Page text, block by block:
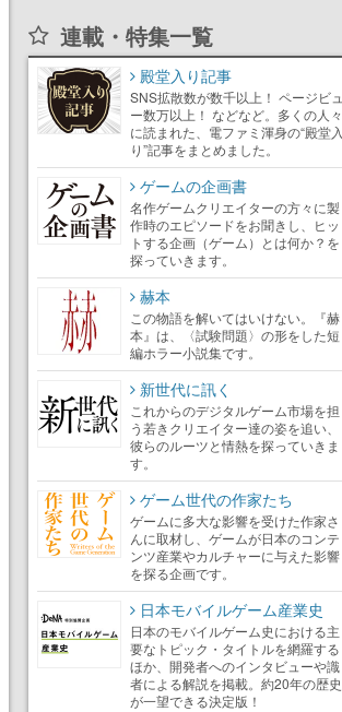
連載・特集一覧
殿堂入り記事
SNS拡散数が数千以上！ ページビュ
ー数万以上！ などなど。多くの人々
に読まれた、電ファミ渾身の“殿堂入
り”記事をまとめました。
ゲームの企画書
名作ゲームクリエイターの方々に製
作時のエピソードをお聞きし、ヒッ
トする企画（ゲーム）とは何か？を
探っていきます。
赫本
この物語を解いてはいけない。『赫
本』は、〈試験問題〉の形をした短
編ホラー小説集です。
新世代に訊く
これからのデジタルゲーム市場を担
う若きクリエイター達の姿を追い、
彼らのルーツと情熱を探っていきま
す。
ゲーム世代の作家たち
ゲームに多大な影響を受けた作家さ
んに取材し、ゲームが日本のコンテ
ンツ産業やカルチャーに与えた影響
を探る企画です。
日本モバイルゲーム産業史
日本のモバイルゲーム史における主
要なトピック・タイトルを網羅する
ほか、開発者へのインタビューや識
者による解説を掲載。約20年の歴史
が一望できる決定版！